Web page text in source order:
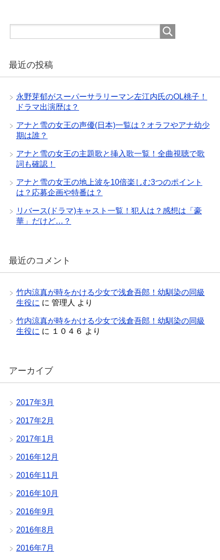
最近の投稿
永野芽郁がスーパーサラリーマン左江内氏のOL桃子！
ドラマ出演歴は？
アナと雪の女王の声優(日本)一覧は？オラフやアナ幼少
期は誰？
アナと雪の女王の主題歌と挿入歌一覧！全曲視聴で歌
詞も確認！
アナと雪の女王の地上波を10倍楽しむ3つのポイント
は？応募企画や特番は？
リバース(ドラマ)キャスト一覧！犯人は？感想は「豪
華」だけど…？
最近のコメント
竹内涼真が時をかける少女で浅倉吾郎！幼馴染の同級
生役に に 管理人 より
竹内涼真が時をかける少女で浅倉吾郎！幼馴染の同級
生役に に １０４６ より
アーカイブ
2017年3月
2017年2月
2017年1月
2016年12月
2016年11月
2016年10月
2016年9月
2016年8月
2016年7月